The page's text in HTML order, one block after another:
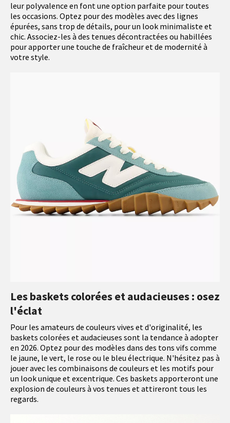
leur polyvalence en font une option parfaite pour toutes
les occasions. Optez pour des modèles avec des lignes
épurées, sans trop de détails, pour un look minimaliste et
chic. Associez-les à des tenues décontractées ou habillées
pour apporter une touche de fraîcheur et de modernité à
votre style.
Les baskets colorées et audacieuses : osez
l'éclat
Pour les amateurs de couleurs vives et d'originalité, les
baskets colorées et audacieuses sont la tendance à adopter
en 2026. Optez pour des modèles dans des tons vifs comme
le jaune, le vert, le rose ou le bleu électrique. N'hésitez pas à
jouer avec les combinaisons de couleurs et les motifs pour
un look unique et excentrique. Ces baskets apporteront une
explosion de couleurs à vos tenues et attireront tous les
regards.